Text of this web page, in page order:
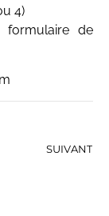
4)
formulaire de
SUIVANT